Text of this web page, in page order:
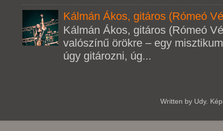
Kálmán Ákos, gitáros (Rómeó
Kálmán Ákos, gitáros (Rómeó
valószínű örökre – egy
úgy gitározni, úg...
Written by Udy.